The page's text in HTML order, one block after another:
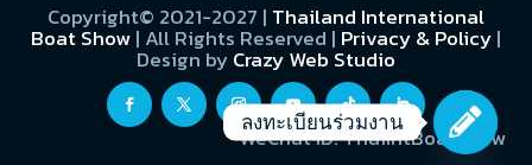
Copyright© 2021-2027 | Thailand International
Boat Show| All Rights Reserved | Privacy & Policy|
Design byCrazy Web Studio
WeChat ID: ThaiIntBoatShow
ลงทะเบียนร่วมงาน